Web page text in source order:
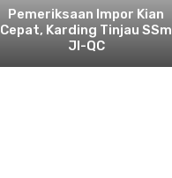
Pemeriksaan Impor Kian
Cepat, Karding Tinjau SSm
JI-QC